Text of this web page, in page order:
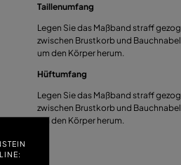
Taillenumfang
Legen Sie das Maßband straff
zwischen Brustkorb und
um den Körper herum.
Hüftumfang
Legen Sie das Maßband straff
zwischen Brustkorb und
um den Körper herum.